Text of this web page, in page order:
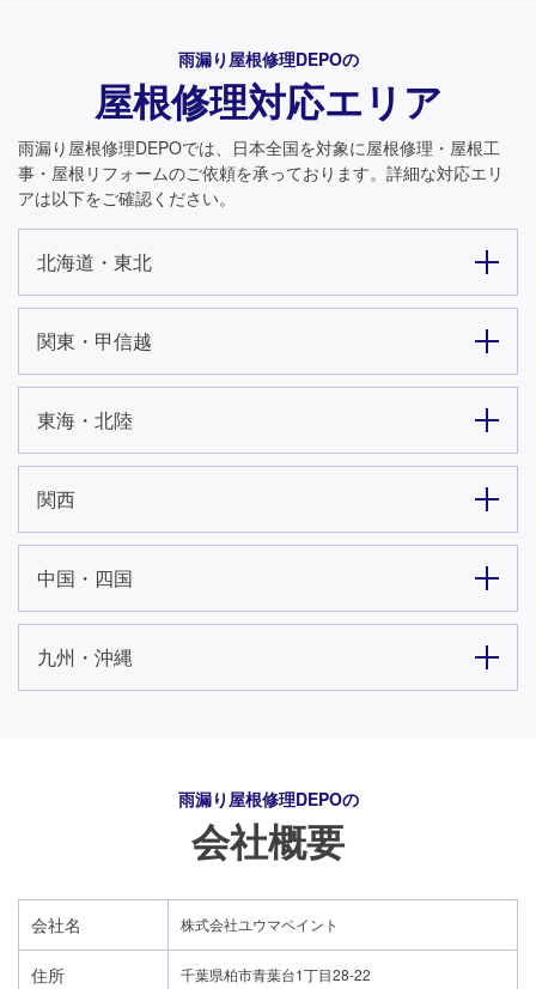
雨漏り屋根修理DEPOの
屋根修理対応エリア
雨漏り屋根修理DEPOでは、日本全国を対象に屋根修理・屋根工
事・屋根リフォームのご依頼を承っております。詳細な対応エリ
アは以下をご確認ください。
北海道・東北
関東・甲信越
東海・北陸
関西
中国・四国
九州・沖縄
雨漏り屋根修理DEPOの
会社概要
会社名 株式会社ユウマペイント
住所 千葉県柏市青葉台1丁目28-22